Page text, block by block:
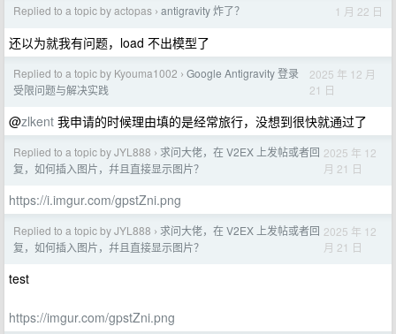
Replied to a topic by actopas › antigravity 炸了？ 1 月 22 日
还以为就我有问题，load 不出模型了
Replied to a topic by Kyouma1002 › Google Antigravity 登录
受限问题与解决实践
2025 年 12 月
21 日
@zlkent 我申请的时候理由填的是经常旅行，没想到很快就通过了
Replied to a topic by JYL888 › 求问大佬，在 V2EX 上发帖或者回
复，如何插入图片，幷且直接显示图片？
2025 年 12
月 21 日
https://i.imgur.com/gpstZni.png
Replied to a topic by JYL888 › 求问大佬，在 V2EX 上发帖或者回
复，如何插入图片，幷且直接显示图片？
2025 年 12
月 21 日
test
https://imgur.com/gpstZni.png